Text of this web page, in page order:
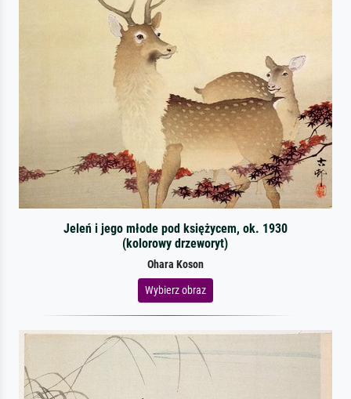
Jeleń i jego młode pod księżycem, ok. 1930
(kolorowy drzeworyt)
Ohara Koson
Wybierz obraz